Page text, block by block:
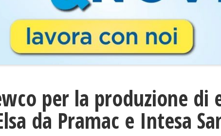
per la produzione di
da Pramac e Intesa